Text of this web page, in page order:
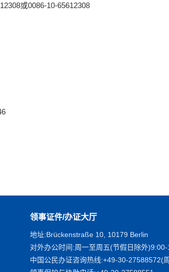
或0086-10-65612308
领事证件/办证大厅
地址:Brückenstraße 10, 10179 Berlin
对外办公时间:周一至周五(节假日除外
中国公民办证咨询热线:+49-30-27588572(